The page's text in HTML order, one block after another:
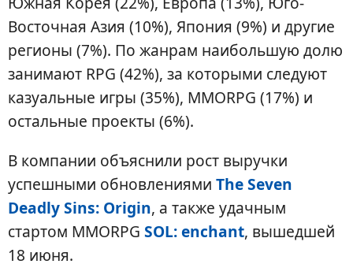
Восточная Азия (10%), Япония (9%) и другие
регионы (7%). По жанрам наибольшую долю
занимают RPG (42%), за которыми следуют
казуальные игры (35%), MMORPG (17%) и
остальные проекты (6%).
В компании объяснили рост выручки
успешными обновлениями The Seven
Deadly Sins: Origin, а также удачным
стартом MMORPG SOL: enchant, вышедшей
18 июня.